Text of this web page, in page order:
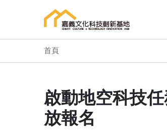
首頁
啟動地空科技
放報名